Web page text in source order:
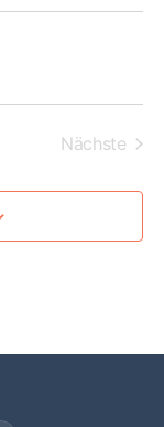
Nächste